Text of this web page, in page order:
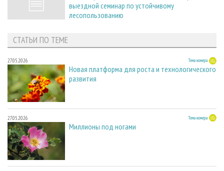
выездной семинар по устойчивому
лесопользованию
СТАТЬИ ПО ТЕМЕ
27.05.2026 Тема номера
Новая платформа для роста и технологического
развития
27.05.2026 Тема номера
Миллионы под ногами